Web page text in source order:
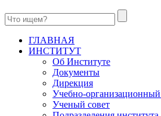
ГЛАВНАЯ
ИНСТИТУТ
Об Институте
Документы
Дирекция
Учебно-организационный
Ученый совет